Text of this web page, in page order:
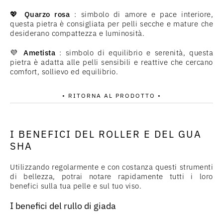
💖 Quarzo rosa : simbolo di amore e pace interiore,
questa pietra è consigliata per pelli secche e mature che
desiderano compattezza e luminosità.
💜 Ametista : simbolo di equilibrio e serenità, questa
pietra è adatta alle pelli sensibili e reattive che cercano
comfort, sollievo ed equilibrio.
• RITORNA AL PRODOTTO •
I BENEFICI DEL ROLLER E DEL GUA
SHA
Utilizzando regolarmente e con costanza questi strumenti
di bellezza, potrai notare rapidamente tutti i loro
benefici sulla tua pelle e sul tuo viso.
I benefici del rullo di giada